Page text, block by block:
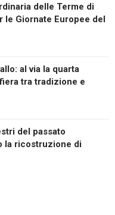
delle Terme di
le Giornate Europee del
al via la quarta
tra tradizione e
del passato
la ricostruzione di